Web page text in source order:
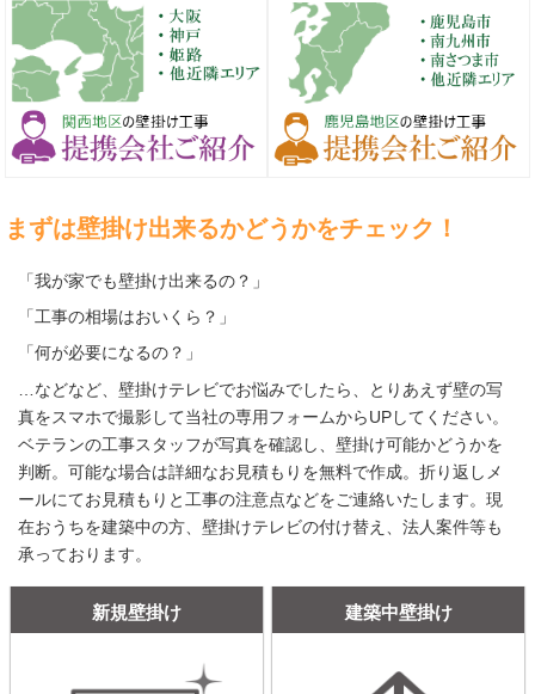
まずは壁掛け出来るかどうかをチェック！
「我が家でも壁掛け出来るの？」
「工事の相場はおいくら？」
「何が必要になるの？」
…などなど、壁掛けテレビでお悩みでしたら、とりあえず壁の写
真をスマホで撮影して当社の専用フォームからUPしてください。
ベテランの工事スタッフが写真を確認し、壁掛け可能かどうかを
判断。可能な場合は詳細なお見積もりを無料で作成。折り返しメ
ールにてお見積もりと工事の注意点などをご連絡いたします。現
在おうちを建築中の方、壁掛けテレビの付け替え、法人案件等も
承っております。
新規壁掛け 建築中壁掛け